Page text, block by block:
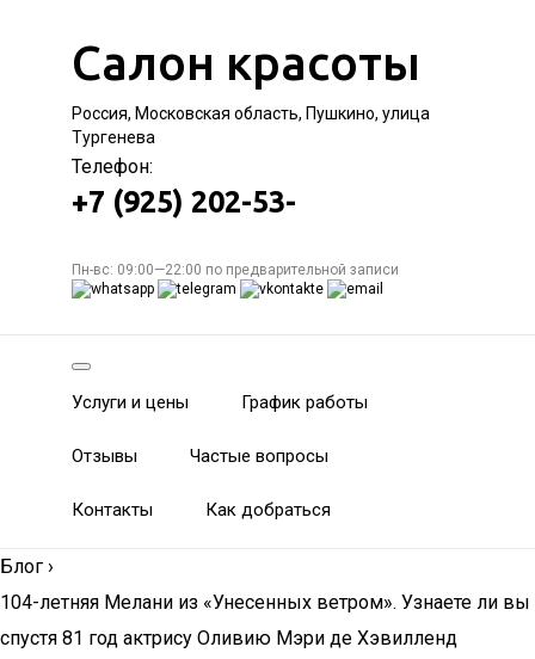
Салон красоты
Россия, Московская область, Пушкино, улица
Тургенева
Телефон:
+7 (925) 202-53-
Пн-вс: 09:00—22:00 по предварительной записи
Услуги и цены График работы
Отзывы Частые вопросы
Контакты Как добраться
Блог ›
104-летняя Мелани из «Унесенных ветром». Узнаете ли вы
спустя 81 год актрису Оливию Мэри де Хэвилленд